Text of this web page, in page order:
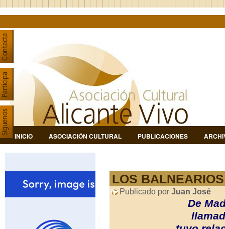
INICIO ASOCIACIÓN CULTURAL PUBLICACIONES
LOS
Publicado por Juan José
De